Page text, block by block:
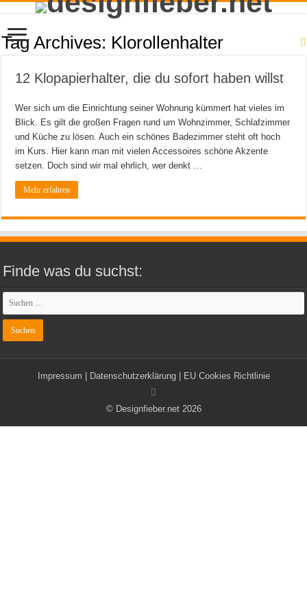
Tag Archives: Klorollenhalter
12 Klopapierhalter, die du sofort haben willst
Wer sich um die Einrichtung seiner Wohnung kümmert hat vieles im
Blick. Es gilt die großen Fragen rund um Wohnzimmer, Schlafzimmer
und Küche zu lösen. Auch ein schönes Badezimmer steht oft hoch
im Kurs. Hier kann man mit vielen Accessoires schöne Akzente
setzen. Doch sind wir mal ehrlich, wer denkt …
Mehr erfahren
Finde was du suchst:
Impressum Datenschutzerklärung| EU Cookies Richtlinie
© Designfieber.net 2026